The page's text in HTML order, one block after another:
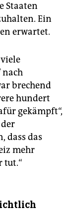
Staaten
Ein
erwartet.
brechend
hundert
gekämpft“,
dass das
mehr
tut.“